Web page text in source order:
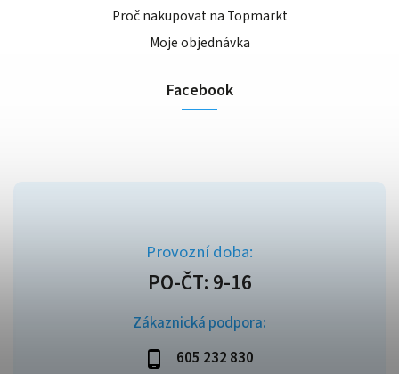
Zákaznická podpora:
605 232 830
Proč nakupovat na Topmarkt
Moje objednávka
Facebook